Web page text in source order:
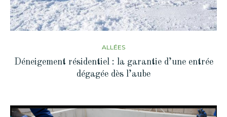
ALLÉES
Déneigement résidentiel : la garantie d’une entrée
dégagée dès l’aube